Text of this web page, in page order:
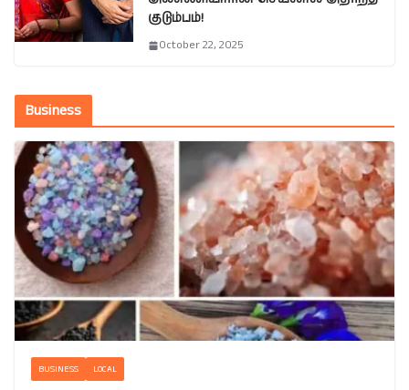
குடும்பம்!
October 22, 2025
Business
BUSINESS LOCAL